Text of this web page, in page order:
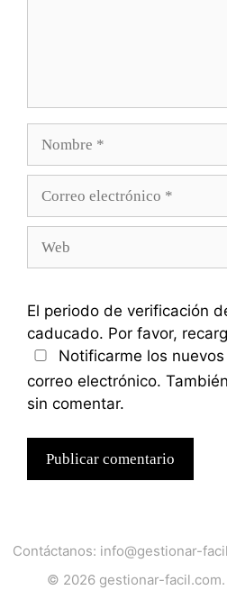
electrónico
El periodo de verificación
caducado. Por favor,
Notificarme los
correo electrónico.
sin comentar.
Contáctanos: info@gestionar-
© 2026 gestionar-facil.com